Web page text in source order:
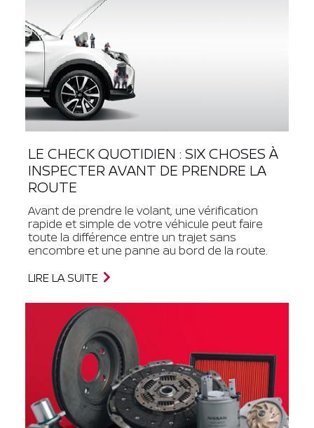
LE CHECK QUOTIDIEN : SIX CHOSES À
INSPECTER AVANT DE PRENDRE LA
ROUTE
Avant de prendre le volant, une vérification
rapide et simple de votre véhicule peut faire
toute la différence entre un trajet sans
encombre et une panne au bord de la route.
LIRE LA SUITE